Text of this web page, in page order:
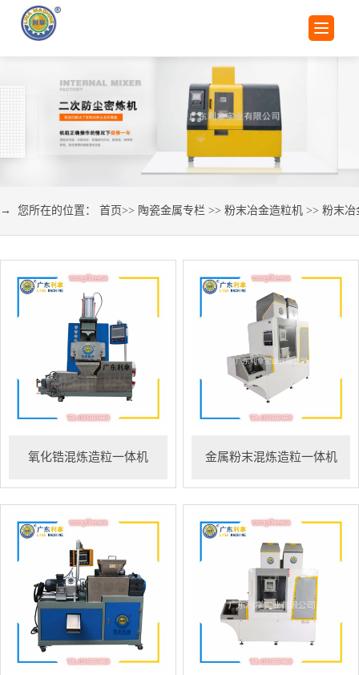
→ 您所在的位置： 首页>> 陶瓷金属专栏 >> 粉末冶金造粒机 >> 粉末冶
氧化锆混炼造粒一体机 金属粉末混炼造粒一体机